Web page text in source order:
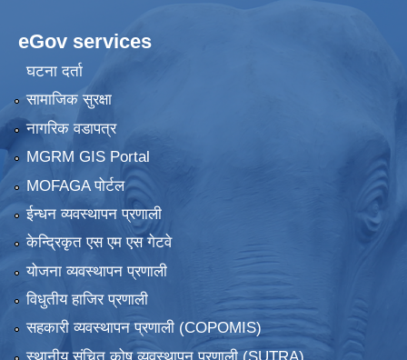
eGov services
घटना दर्ता
सामाजिक सुरक्षा
नागरिक वडापत्र
MGRM GIS Portal
MOFAGA पोर्टल
ईन्धन व्यवस्थापन प्रणाली
केन्द्रिकृत एस एम एस गेटवे
योजना व्यवस्थापन प्रणाली
विधुतीय हाजिर प्रणाली
सहकारी व्यवस्थापन प्रणाली (COPOMIS)